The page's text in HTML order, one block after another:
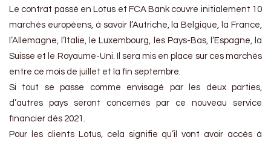
Le contrat passé en Lotus et FCA Bank couvre initialement 10
marchés européens, à savoir l’Autriche, la Belgique, la France,
l’Allemagne, l’Italie, le Luxembourg, les Pays-Bas, l’Espagne, la
Suisse et le Royaume-Uni. Il sera mis en place sur ces marchés
entre ce mois de juillet et la fin septembre.
Si tout se passe comme envisagé par les deux parties,
d’autres pays seront concernés par ce nouveau service
financier dès 2021.
Pour les clients Lotus, cela signifie qu’il vont avoir accès à